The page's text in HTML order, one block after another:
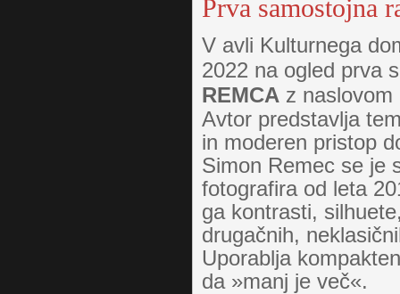
Prva samostojna
V avli Kulturnega
2022 na ogled prva
REMCA z naslovom
Avtor predstavlja
in moderen pristop
Simon Remec se je
fotografira od leta
ga kontrasti,
drugačnih,
Uporablja
da »manj je več«.